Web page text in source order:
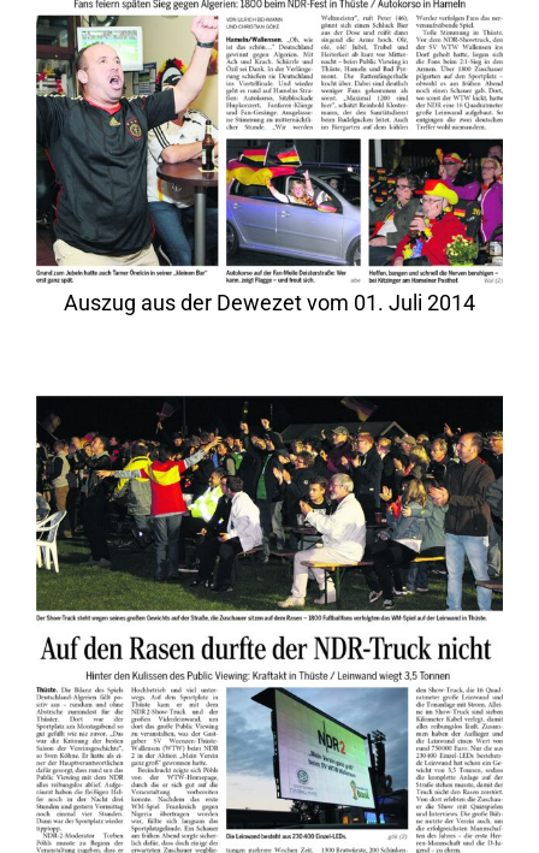
Auszug aus der Dewezet vom 01. Juli 2014